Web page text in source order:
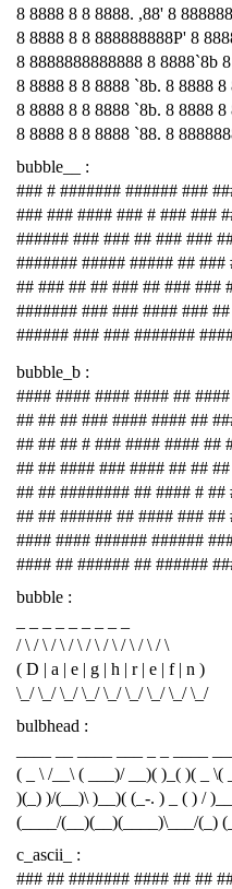
8 8888 8 8 8888. ,88' 8
8 8888 8 8 888888888P' 8
8 8888888888888 8 8888`8b
8 8888 8 8 8888 `8b. 8 8888
8 8888 8 8 8888 `8b. 8 8888
8 8888 8 8 8888 `88. 8
bubble__ :
### # ####### ###### ###
### ### #### ### # ### ###
###### ### ### ## ### ###
####### ##### ##### ##
## ### ## ## ### ## ### ###
####### ### ### #### ###
###### ### ### #######
bubble_b :
#### #### #### #### ##
## ## ## ### #### #### ##
## ## ## # ### #### #### ##
## ## #### ### #### ## ##
## ## ######## ## #### # ##
## ## ###### ## #### ### ##
#### #### ###### ######
#### ## ###### ## ######
bubble :
/ \ / \ / \ / \ / \ / \ / \ / \ / \
( D | a | e | g | h | r | e | f | n )
\_/ \_/ \_/ \_/ \_/ \_/ \_/ \_/ \_/
bulbhead :
( _ \ /__\ ( ___)/ __)( )_( )( _ \(
)(_) )/(__)\ )__)( (_-. ) _ ( ) /
(____/(__)(__)(____)\___/(_)
c_ascii_ :
### ## ####### #### ## ##